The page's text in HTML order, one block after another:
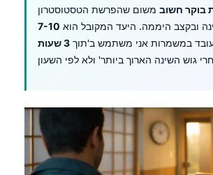
בוקר חשוב משום שהפרשת הטסטוסטרון
ובקצב היממה. היעד המקובל הוא 7-10
במשמרות אני משתמש ב'תוך
3 שעות